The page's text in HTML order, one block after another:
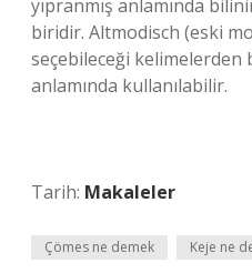
yıpranmış anlamında
biridir. Altmodisch (eski
seçebileceği kelimelerden
anlamında kullanılabilir.
Tarih: Makaleler
Çömes ne demek Keje ne